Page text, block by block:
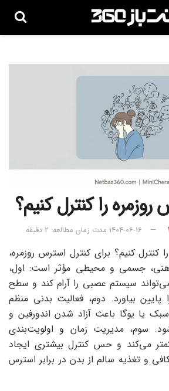
را کنترل کنیم؟
1404-06-16 مدت زمان مطالعه: 2 دقیقه
کنترل کنیم؟ برای کنترل استرس روزمره،
جسمی و محیطی مؤثر است: اول،
سیستم عصبی را آرام کند و سطح
بیاورد. دوم، فعالیت بدنی منظم
یا یوگا باعث آزاد شدن اندورفین و
سوم، مدیریت زمان و اولویت‌بندی
کمتر می‌کند و حس کنترل بیشتری ایجاد
و تغذیه سالم از بدن در برابر استرس